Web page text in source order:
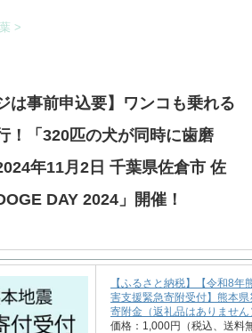
>
は事前申込要】ワンコも乗れる
！「320匹の犬が同時に歯磨
年11月2日 千葉県佐倉市 佐
DAY 2024」開催！
【ふるさと納税】【令和8年
害支援緊急寄附受付】熊本県
寄附金（返礼品はありません
価格：1,000円（税込、送料